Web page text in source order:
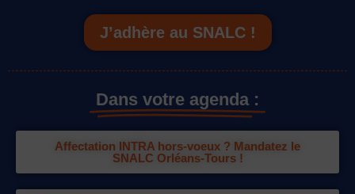
J’adhère au SNALC !
Dans votre agenda :
Affectation INTRA hors-voeux ? Mandatez le
SNALC Orléans-Tours !